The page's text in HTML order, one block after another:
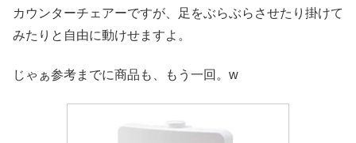
カウンターチェアーですが、足をぶらぶらさせたり掛けて
みたりと自由に動けせますよ。
じゃぁ参考までに商品も、もう一回。w